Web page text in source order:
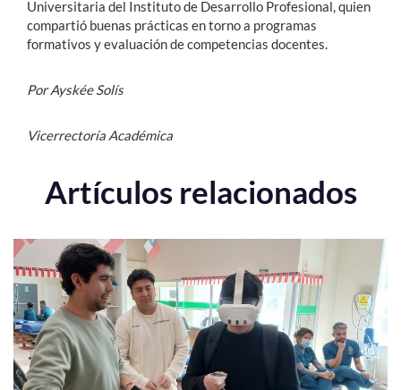
Universitaria del Instituto de Desarrollo Profesional, quien
compartió buenas prácticas en torno a programas
formativos y evaluación de competencias docentes.
Por Ayskée Solís
Vicerrectoría Académica
Artículos relacionados